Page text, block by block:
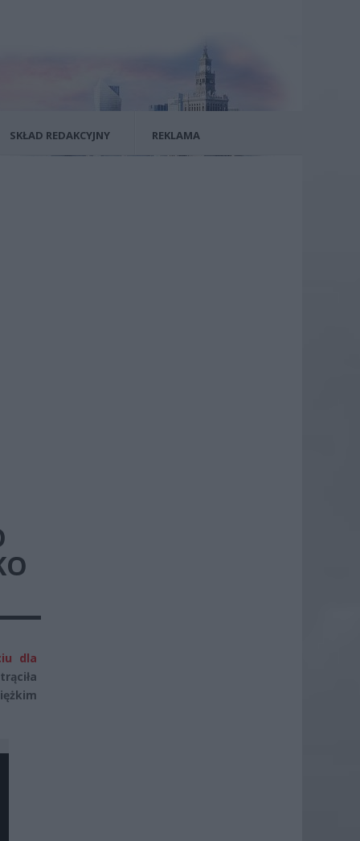
SKŁAD REDAKCYJNY REKLAMA
dla